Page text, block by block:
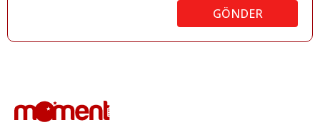
GÖNDER